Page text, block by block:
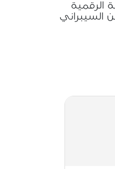
الرقمية
السيبراني